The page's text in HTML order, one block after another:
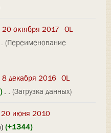
октября 2017 OL
(Переименование
декабря 2016 OL
‎ . . (Загрузка данных)
июня 2010
(+1344)